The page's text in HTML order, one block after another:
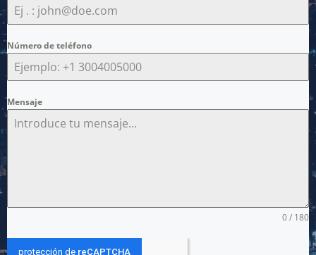
Número de teléfono
Mensaje
0 / 180